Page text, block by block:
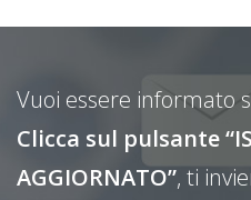
Vuoi essere informato
Clicca sul pulsante
AGGIORNATO”, ti